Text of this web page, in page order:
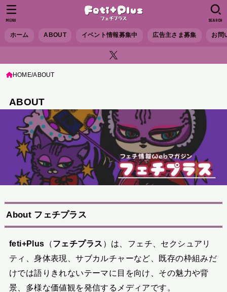
ホーム ABOUT イベント情報募集中 広告主さま募集 お問
SEARCH
MENU
HOME ABOUT
ABOUT
About フェチプラス
feti+Plus （フェチプラス ）は、フェチ、セクシュアリ
ティ、身体表現、サブカルチャーなど、既存の枠組みだ
けでは語りきれないテーマに目を向け、その魅力や背
景、多様な価値観を発信するメディアです。